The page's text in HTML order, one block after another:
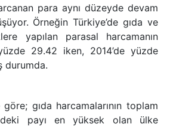
para aynı düzeyde devam
Örneğin Türkiye’de gıda ve
yapılan parasal harcamanın
29.42 iken, 2014’de yüzde
durumda.
gıda harcamalarının toplam
payı en yüksek olan ülke